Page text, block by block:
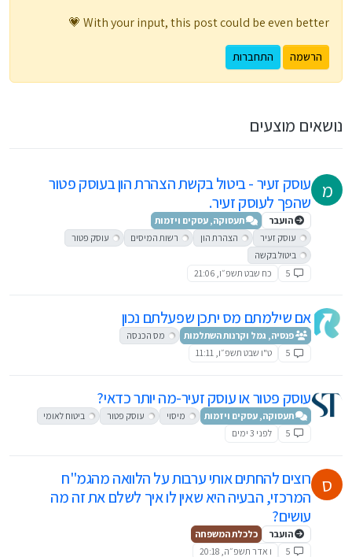
With your input, this post could be even better 💗
הרשמה התחברות
נושאים מוצעים
מ
עוסק זעיר - ביטול בקשת הצהרת הון בעוסק פטור
שהפך לעוסק זעיר.
הועבר
תעסוקה, עסקים ויזמות
עוסק זעיר
הצהרת הון רשות המיסים
עוסק פטור
ביטול בקשה
5
כח שבט תשפ״ו, 21:06
אם שילמתם מס יתכן שפעלתם נכון
פנסיה, גמל וקרנות השתלמות
מס הכנסה
5
ט"ו שבט תשפ״ו, 11:11
עוסק פטור או עוסק זעיר-מה יותר כדאי?
תעסוקה, עסקים ויזמות מיסוי עוסק פטור
ביטוח לאומי
5
לפני 3 ימים
ס רוצים להחתים אותי ערבות על הלוואה מהגמ"ח
המרכזי, הבעיה היא שאין לו איך לשלם את זה מה
עושים?
הועבר
כלכלת המשפחה
5
ו אדר תשפ״ה, 20:18